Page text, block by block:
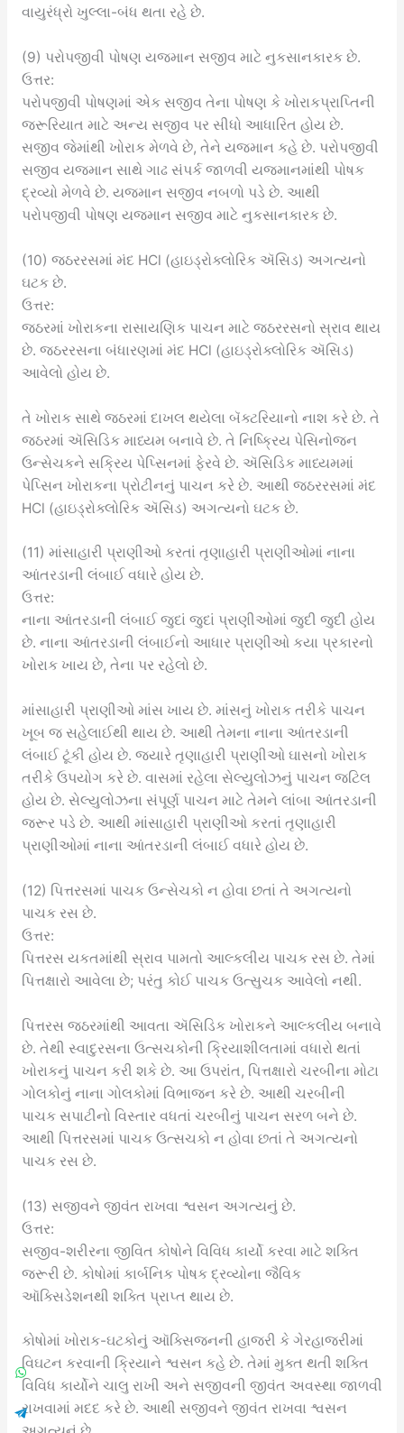
વાયુરંધ્રો ખુલ્લા-બંધ થતા રહે છે.
(9) પરોપજીવી પોષણ યજમાન સજીવ માટે નુકસાનકારક છે.
ઉત્તર:
પરોપજીવી પોષણમાં એક સજીવ તેના પોષણ કે ખોરાકપ્રાપ્તિની
જરૂરિયાત માટે અન્ય સજીવ પર સીધો આધારિત હોય છે.
સજીવ જેમાંથી ખોરાક મેળવે છે, તેને યજમાન કહે છે. પરોપજીવી
સજીવ યજમાન સાથે ગાઢ સંપર્ક જાળવી યજમાનમાંથી પોષક
દ્રવ્યો મેળવે છે. યજમાન સજીવ નબળો પડે છે. આથી
પરોપજીવી પોષણ યજમાન સજીવ માટે નુકસાનકારક છે.
(10) જઠરરસમાં મંદ HCl (હાઇડ્રોક્લોરિક ઍસિડ) અગત્યનો
ઘટક છે.
ઉત્તર:
જઠરમાં ખોરાકના રાસાયણિક પાચન માટે જઠરરસનો સ્રાવ થાય
છે. જઠરરસના બંધારણમાં મંદ HCl (હાઇડ્રોક્લોરિક ઍસિડ)
આવેલો હોય છે.
તે ખોરાક સાથે જઠરમાં દાખલ થયેલા બૅક્ટરિયાનો નાશ કરે છે. તે
જઠરમાં ઍસિડિક માધ્યમ બનાવે છે. તે નિષ્ક્રિય પેસિનોજન
ઉન્સેચકને સક્રિય પેપ્સિનમાં ફેરવે છે. ઍસિડિક માધ્યમમાં
પેપ્સિન ખોરાકના પ્રોટીનનું પાચન કરે છે. આથી જઠરરસમાં મંદ
HCl (હાઇડ્રોક્લોરિક ઍસિડ) અગત્યનો ઘટક છે.
(11) માંસાહારી પ્રાણીઓ કરતાં તૃણાહારી પ્રાણીઓમાં નાના
આંતરડાની લંબાઈ વધારે હોય છે.
ઉત્તર:
નાના આંતરડાની લંબાઈ જુદાં જુદાં પ્રાણીઓમાં જુદી જુદી હોય
છે. નાના આંતરડાની લંબાઈનો આધાર પ્રાણીઓ કયા પ્રકારનો
ખોરાક ખાય છે, તેના પર રહેલો છે.
માંસાહારી પ્રાણીઓ માંસ ખાય છે. માંસનું ખોરાક તરીકે પાચન
ખૂબ જ સહેલાઈથી થાય છે. આથી તેમના નાના આંતરડાની
લંબાઈ ટૂંકી હોય છે. જ્યારે તૃણાહારી પ્રાણીઓ ઘાસનો ખોરાક
તરીકે ઉપયોગ કરે છે. વાસમાં રહેલા સેલ્યુલોઝનું પાચન જટિલ
હોય છે. સેલ્યુલોઝના સંપૂર્ણ પાચન માટે તેમને લાંબા આંતરડાની
જરૂર પડે છે. આથી માંસાહારી પ્રાણીઓ કરતાં તૃણાહારી
પ્રાણીઓમાં નાના આંતરડાની લંબાઈ વધારે હોય છે.
(12) પિત્તરસમાં પાચક ઉન્સેચકો ન હોવા છતાં તે અગત્યનો
પાચક રસ છે.
ઉત્તર:
પિત્તરસ યકતમાંથી સ્રાવ પામતો આલ્કલીય પાચક રસ છે. તેમાં
પિત્તક્ષારો આવેલા છે; પરંતુ કોઈ પાચક ઉત્સુચક આવેલો નથી.
પિત્તરસ જઠરમાંથી આવતા ઍસિડિક ખોરાકને આલ્કલીય બનાવે
છે. તેથી સ્વાદુરસના ઉત્સચકોની ક્રિયાશીલતામાં વધારો થતાં
ખોરાકનું પાચન કરી શકે છે. આ ઉપરાંત, પિત્તક્ષારો ચરબીના મોટા
ગોલકોનું નાના ગોલકોમાં વિભાજન કરે છે. આથી ચરબીની
પાચક સપાટીનો વિસ્તાર વધતાં ચરબીનું પાચન સરળ બને છે.
આથી પિત્તરસમાં પાચક ઉત્સચકો ન હોવા છતાં તે અગત્યનો
પાચક રસ છે.
(13) સજીવને જીવંત રાખવા શ્વસન અગત્યનું છે.
ઉત્તર:
સજીવ-શરીરના જીવિત કોષોને વિવિધ કાર્યો કરવા માટે શક્તિ
જરૂરી છે. કોષોમાં કાર્બનિક પોષક દ્રવ્યોના જૈવિક
ઑક્સિડેશનથી શક્તિ પ્રાપ્ત થાય છે.
કોષોમાં ખોરાક-ઘટકોનું ઑક્સિજનની હાજરી કે ગેરહાજરીમાં
વિઘટન કરવાની ક્રિયાને શ્વસન કહે છે. તેમાં મુક્ત થતી શક્તિ
વિવિધ કાર્યોને ચાલુ રાખી અને સજીવની જીવંત અવસ્થા જાળવી
રાખવામાં મદદ કરે છે. આથી સજીવને જીવંત રાખવા શ્વસન